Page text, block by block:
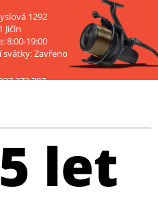
1292
Jičín
8:00-19:00
svátky: Zavřeno
272 797
let